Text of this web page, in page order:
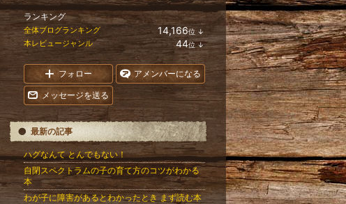
ランキング
全体ブログランキング 14,166位 ↓
ラ
ン
ン
降
本レビュージャンル 44位 ↓
ラ
キ
ン
グ
下
フォロー アメンバーになる
メッセージを送る
最新の記事
ハグなんて とんでもない！
自閉スペクトラムの子の育て方のコツがわかる
本
わが子に障害があるとわかったとき まず読む本